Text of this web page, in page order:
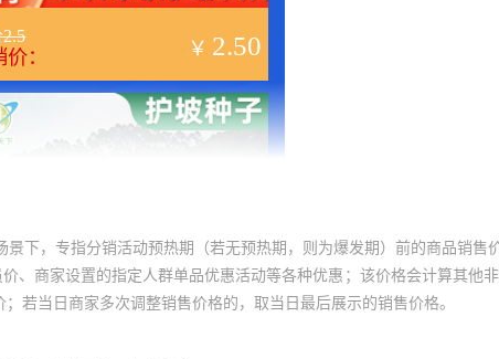
下，专指分销活动预热期（若无预热期，则为爆发期）前的商品销售
、商家设置的指定人群单品优惠活动等各种优惠；该价格会计算其他
若当日商家多次调整销售价格的，取当日最后展示的销售价格。